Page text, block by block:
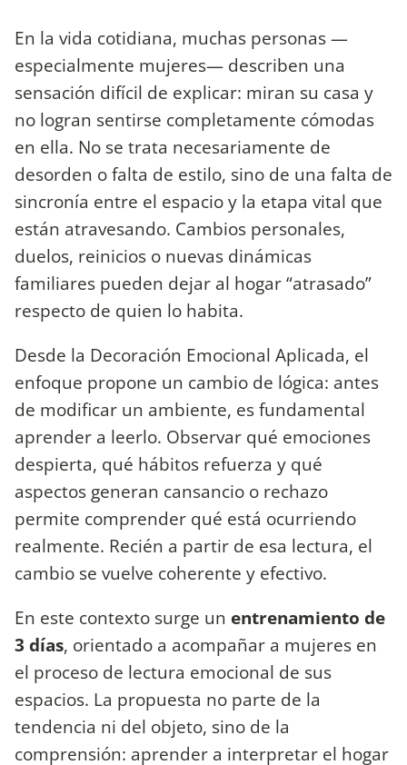
En la vida cotidiana, muchas personas —
especialmente mujeres— describen una
sensación difícil de explicar: miran su casa y
no logran sentirse completamente cómodas
en ella. No se trata necesariamente de
desorden o falta de estilo, sino de una falta de
sincronía entre el espacio y la etapa vital que
están atravesando. Cambios personales,
duelos, reinicios o nuevas dinámicas
familiares pueden dejar al hogar “atrasado”
respecto de quien lo habita.
Desde la Decoración Emocional Aplicada, el
enfoque propone un cambio de lógica: antes
de modificar un ambiente, es fundamental
aprender a leerlo. Observar qué emociones
despierta, qué hábitos refuerza y qué
aspectos generan cansancio o rechazo
permite comprender qué está ocurriendo
realmente. Recién a partir de esa lectura, el
cambio se vuelve coherente y efectivo.
En este contexto surge un entrenamiento de
3 días, orientado a acompañar a mujeres en
el proceso de lectura emocional de sus
espacios. La propuesta no parte de la
tendencia ni del objeto, sino de la
comprensión: aprender a interpretar el hogar